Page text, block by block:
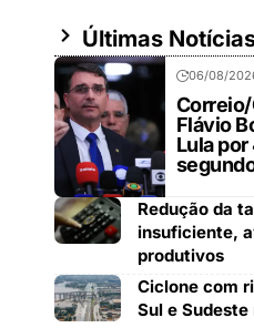
Últimas
06/08/
Correio/
Flávio
Lula
Redução da
insuficiente,
produtivos
Ciclone com
Sul e